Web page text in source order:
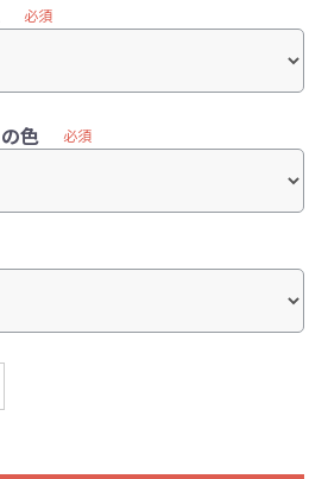
必須
色 必須